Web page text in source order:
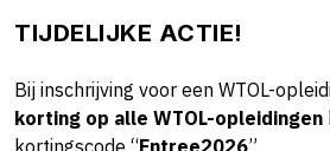
TIJDELIJKE ACTIE!
Bij inschrijving voor een WTOL-
korting op alle WTOL-opleidingen
kortingscode “Entree2026”.